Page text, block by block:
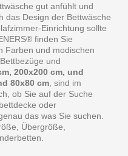
gut anfühlt und
das Design der Bettwäsche
Einrichtung sollte
finden Sie
Farben und modischen
und
200x200 cm, und
80x80 cm , sind im
ob Sie auf der Suche
oder
das was Sie suchen.
Übergröße,